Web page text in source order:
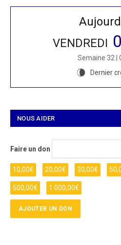
VENDREDI
Semaine 32 |
V Dernier
NOUS AIDER
Faire un don
10,00€ 20,00€ 30,00€
500,00€ 1 000,00€